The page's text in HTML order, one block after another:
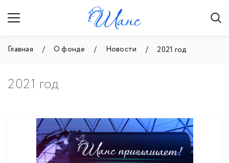
Главная О фонде Новости 2021 год
2021 год